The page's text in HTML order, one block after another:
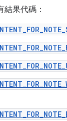
果代碼：